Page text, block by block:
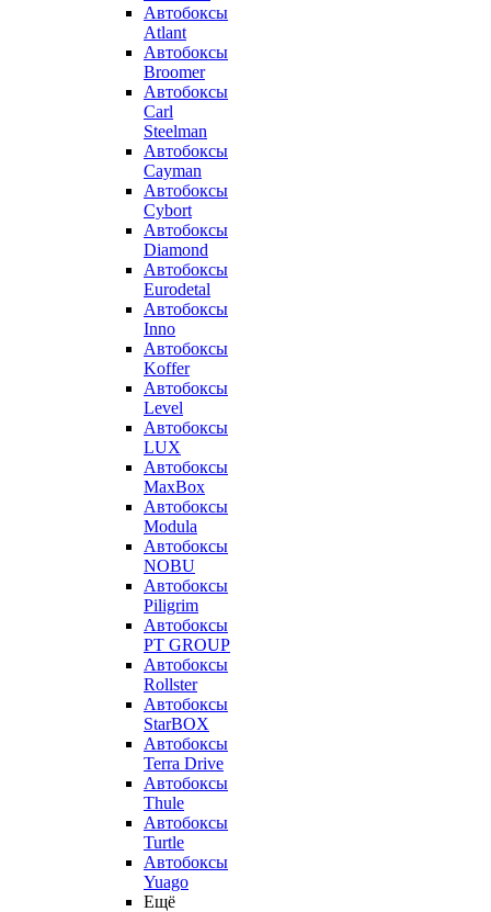
Автобоксы
Atlant
Автобоксы
Broomer
Автобоксы
Carl
Steelman
Автобоксы
Cayman
Автобоксы
Cybort
Автобоксы
Diamond
Автобоксы
Eurodetal
Автобоксы
Inno
Автобоксы
Koffer
Автобоксы
Level
Автобоксы
LUX
Автобоксы
MaxBox
Автобоксы
Modula
Автобоксы
NOBU
Автобоксы
Piligrim
Автобоксы
PT GROUP
Автобоксы
Rollster
Автобоксы
StarBOX
Автобоксы
Terra Drive
Автобоксы
Thule
Автобоксы
Turtle
Автобоксы
Yuago
Ещё